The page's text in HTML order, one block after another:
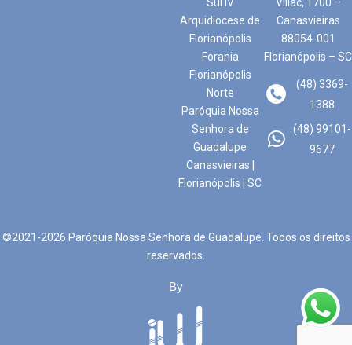
Arquidiocese de
Florianópolis
Forania
Florianópolis
Norte
Paróquia Nossa
Senhora de
Guadalupe
Canasvieiras |
Florianópolis | SC
Canasvieiras
88054-001
Florianópolis – SC
(48) 3369-
1388
(48) 99101-
9677
©2021-2026 Paróquia Nossa Senhora de Guadalupe. Todos os direitos
reservados.
By